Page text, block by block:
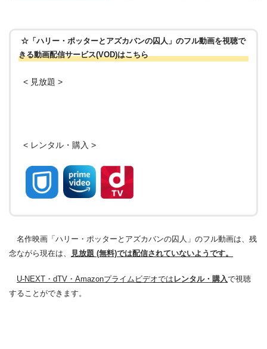
☆「ハリー・ポッターとアズカバンの囚人」のフル動画を視聴で
きる動画配信サービス(VOD)はこちら
< 見放題 >
< レンタル・購入 >
名作映画「ハリー・ポッターとアズカバンの囚人」のフル動画は、残
念ながら現在は、
見放題 (無料)では配信されていないようです。
U-NEXT・dTV・Amazonプライムビデオでは レンタル・購入で視聴
することができます。